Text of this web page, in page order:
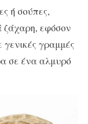
ή σούπες,
ζάχαρη, εφόσον
γραμμές
σε ένα αλμυρό